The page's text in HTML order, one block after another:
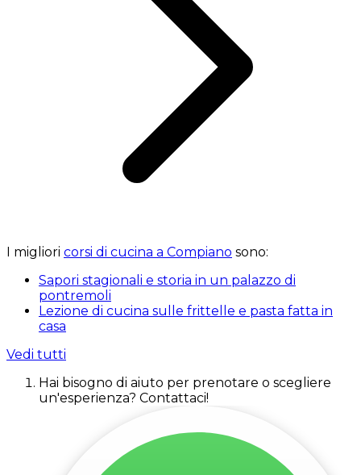
I migliori corsi di cucina a Compiano sono:
Sapori stagionali e storia in un palazzo di
pontremoli
Lezione di cucina sulle frittelle e pasta fatta in
casa
Vedi tutti
Hai bisogno di aiuto per prenotare o scegliere
un'esperienza? Contattaci!